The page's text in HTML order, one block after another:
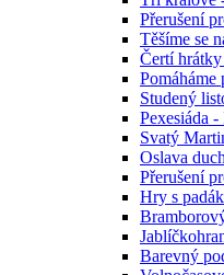
Přerušení
Těšíme se
Čertí
Pomáháme
Studený
Pexesiáda -
Svatý
Oslava
Přerušení
Hry s
Barevný